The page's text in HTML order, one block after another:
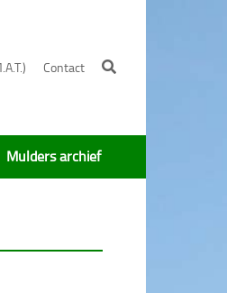
Contact
Mulders archief